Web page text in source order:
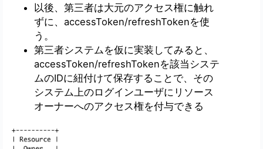
以後、第三者は大元のアクセス権に触れ
ずに、accessToken/refreshTokenを使
う。
第三者システムを仮に実装してみると、
accessToken/refreshTokenを該当システ
ムのIDに紐付けて保存することで、その
システム上のログインユーザにリソース
オーナーへのアクセス権を付与できる